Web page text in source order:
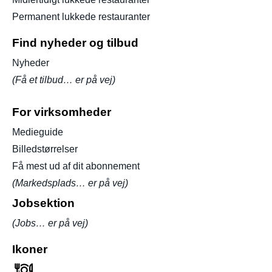
Permanent lukkede restauranter
Find nyheder og tilbud
Nyheder
(Få et tilbud… er på vej)
For virksomheder
Medieguide
Billedstørrelser
Få mest ud af dit abonnement
(Markedsplads… er på vej)
Jobsektion
(Jobs… er på vej)
Ikoner